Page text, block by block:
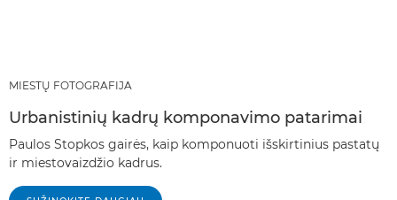
MIESTŲ FOTOGRAFIJA
Urbanistinių kadrų komponavimo patarimai
Paulos Stopkos gairės, kaip komponuoti išskirtinius pastatų
ir miestovaizdžio kadrus.